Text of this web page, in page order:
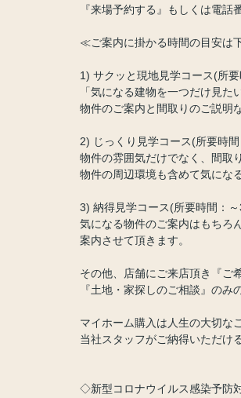
『来場予約する』もしくは電
≪ご案内に掛かる時間の目安は
1) サクッと現地見学コース(所
「気になる建物を一つだけ見た
物件のご案内と間取りのご説明
2) じっくり見学コース(所要時
物件の雰囲気だけでなく、間取
物件の周辺環境も含めて気にな
3) 納得見学コース(所要時間：
気になる物件のご案内はもちろ
案内させて頂きます。
その他、店舗にご来店頂き『ご
『土地・家探しのご相談』のみ
マイホーム購入は人生の大切な
当社スタッフがご納得いただけ
◇新型コロナウイルス感染予防